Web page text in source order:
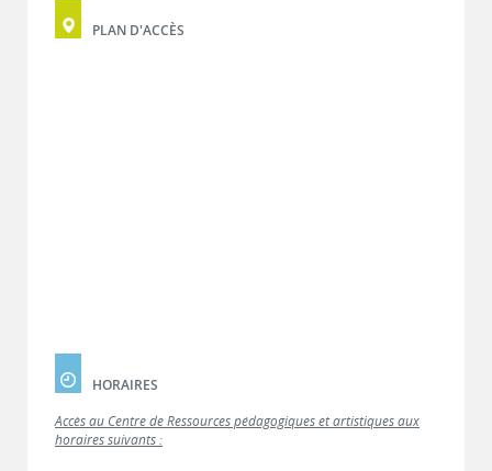
PLAN D'ACCÈS
HORAIRES
Accès au Centre de Ressources pédagogiques et artistiques aux
horaires suivants :